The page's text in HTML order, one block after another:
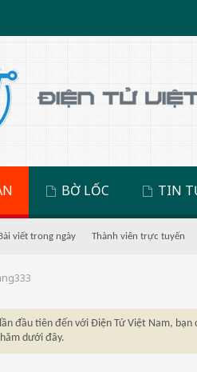
BỜ LỐC TIN
viết trong ngày Thành viên trực tuyến
đầu tiên đến với Điện Tử Việt Nam, bạn
dưới đây.